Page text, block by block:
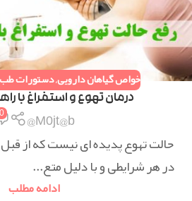
خواص گیاهان دارویی,دستورات
درمان تهوع و استفراغ با
M0jt@b@
حالت تهوع پدیده ای نیست که از
در هر شرایطی و با دلیل متع...
ادامه مطلب